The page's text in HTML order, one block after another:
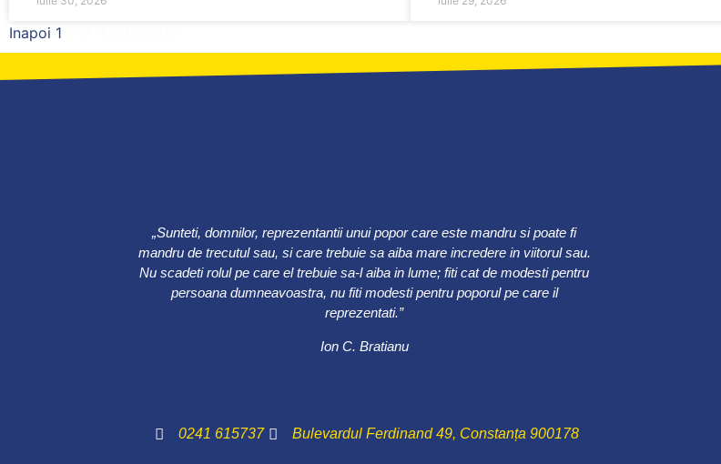
Inapoi 1
„Sunteti, domnilor, reprezentantii unui popor care este mandru si poate fi
mandru de trecutul sau, si care trebuie sa aiba mare incredere in viitorul sau.
Nu scadeti rolul pe care el trebuie sa-l aiba in lume; fiti cat de modesti pentru
persoana dumneavoastra, nu fiti modesti pentru poporul pe care il
reprezentati.”
Ion C. Bratianu
0241 615737 Bulevardul Ferdinand 49, Constanța 900178